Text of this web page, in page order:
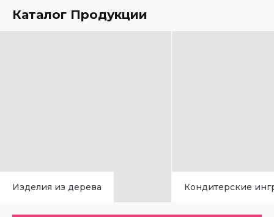
Каталог Продукции
Изделия из дерева Кондитерские